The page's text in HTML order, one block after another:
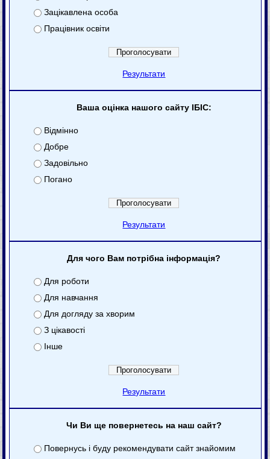
Зацікавлена особа
Працівник освіти
Результати
Ваша оцінка нашого сайту ІБІС:
Відмінно
Добре
Задовільно
Погано
Результати
Для чого Вам потрібна інформація?
Для роботи
Для навчання
Для догляду за хворим
З цікавості
Інше
Результати
Чи Ви ще повернетесь на наш сайт?
Повернусь і буду рекомендувати сайт знайомим